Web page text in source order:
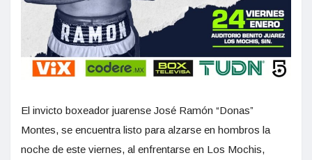
El invicto boxeador juarense José Ramón “Donas”
Montes, se encuentra listo para alzarse en hombros la
noche de este viernes, al enfrentarse en Los Mochis,